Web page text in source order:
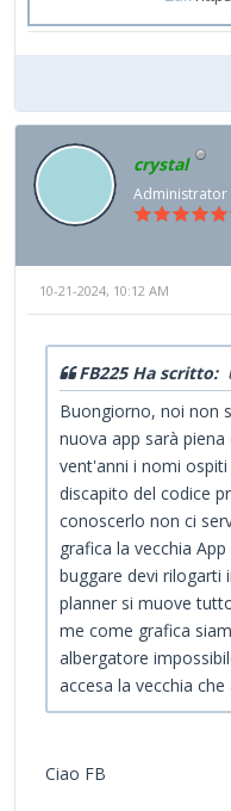
crystal
Administrator
10-21-2024, 10:12 AM
FB225 Ha scritto:
Buongiorno, noi non
nuova app sarà
vent'anni i nomi
discapito del codice
conoscerlo non ci
grafica la vecchia
buggare devi rilogarti
planner si muove
me come grafica
albergatore
accesa la vecchia
Ciao FB